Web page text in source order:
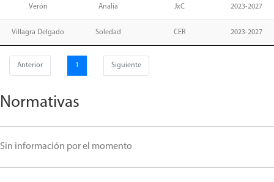
Verón Analía JxC 2023-2027
Villagra Delgado Soledad CER 2023-2027
Anterior 1 Siguiente
Normativas
Sin información por el momento